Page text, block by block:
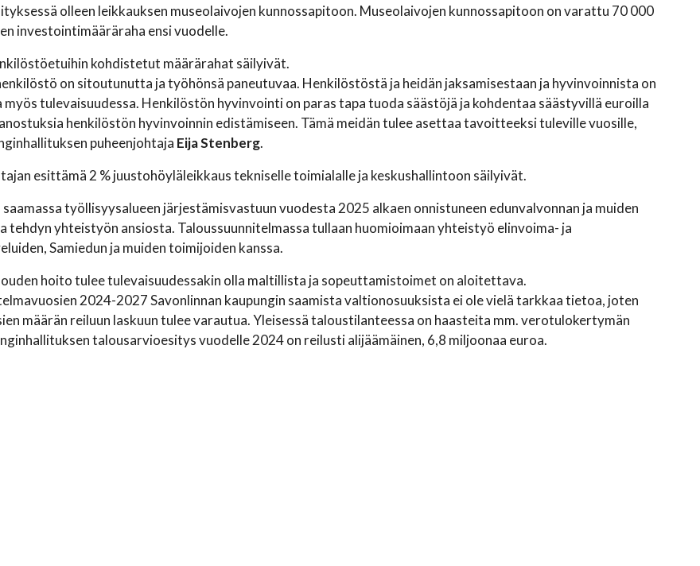
olleen leikkauksen museolaivojen kunnossapitoon. Museolaivojen kunnossapitoon on varattu 70 000
investointimääräraha ensi vuodelle.
kohdistetut määrärahat säilyivät.
on sitoutunutta ja työhönsä paneutuvaa. Henkilöstöstä ja heidän jaksamisestaan ja hyvinvoinnista on
tulevaisuudessa. Henkilöstön hyvinvointi on paras tapa tuoda säästöjä ja kohdentaa säästyvillä euroilla
henkilöstön hyvinvoinnin edistämiseen. Tämä meidän tulee asettaa tavoitteeksi tuleville vuosille,
puheenjohtaja Eija Stenberg.
esittämä 2 % juustohöyläleikkaus tekniselle toimialalle ja keskushallintoon säilyivät.
saamassa työllisyysalueen järjestämisvastuun vuodesta 2025 alkaen onnistuneen edunvalvonnan ja muiden
tehdyn yhteistyön ansiosta. Taloussuunnitelmassa tullaan huomioimaan yhteistyö elinvoima- ja
Samiedun ja muiden toimijoiden kanssa.
hoito tulee tulevaisuudessakin olla maltillista ja sopeuttamistoimet on aloitettava.
2024-2027 Savonlinnan kaupungin saamista valtionosuuksista ei ole vielä tarkkaa tietoa, joten
määrän reiluun laskuun tulee varautua. Yleisessä taloustilanteessa on haasteita mm. verotulokertymän
talousarvioesitys vuodelle 2024 on reilusti alijäämäinen, 6,8 miljoonaa euroa.